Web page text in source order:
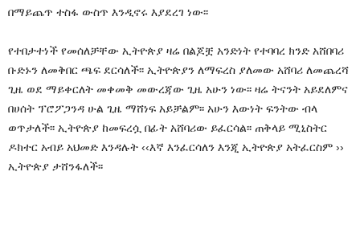
በማይጨጥ ተስፋ ውስጥ እንዲኖሩ እያደረገ ነው፡፡
የተበታተነች የመሰለቻቸው ኢትዮጵያ ዛሬ በልጆቿ አንድነት የተባባረ ክንድ አሸበባሪ
ቡድኑን ለመቅበር ጫፍ ደርሳለች፡፡ ኢትዮጵያን ለማፍረስ ያለመው አሸባሪ ለመጨረሻ
ጊዜ ወደ ማይቀርለት መቀመቅ መውረጃው ጊዜ አሁን ነው፡፡ ዛሬ ትናንት አይደለምና
በሀሰት ፕሮፖጋንዳ ሁል ጊዜ ማሸነፍ አይቻልም፡፡ አሁን እውነት ፍንትው ብላ
ወጥታለች፡፡ ኢትዮጵያ ከመፍረሷ በፊት አሸባሪው ይፈርሳል፡፡ ጠቅላይ ሚኒስትር
ዶክተር አብይ አህመድ እንዳሉት ‹‹እኛ እንፈርሳለን እንጂ ኢትዮጵያ አትፈርስም ››
ኢትዮጵያ ታሸንፋለች፡፡